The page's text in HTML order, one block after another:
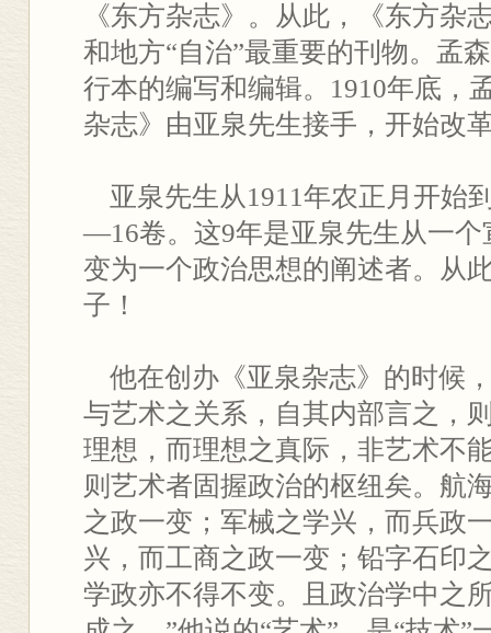
《东方杂志》。从此，《东方杂
和地方“自治”最重要的刊物。孟
行本的编写和编辑。1910年底，
杂志》由亚泉先生接手，开始改
亚泉先生从1911年农正月开始
—16卷。这9年是亚泉先生从一个
变为一个政治思想的阐述者。从
子！
他在创办《亚泉杂志》的时候
与艺术之关系，自其内部言之，
理想，而理想之真际，非艺术不
则艺术者固握政治的枢纽矣。航
之政一变；军械之学兴，而兵政
兴，而工商之政一变；铅字石印
学政亦不得不变。且政治学中之